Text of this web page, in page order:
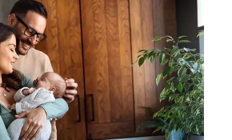
tratamiento
para
la
diabetes
temprana
tratamiento
para
la
diabetes
temprana